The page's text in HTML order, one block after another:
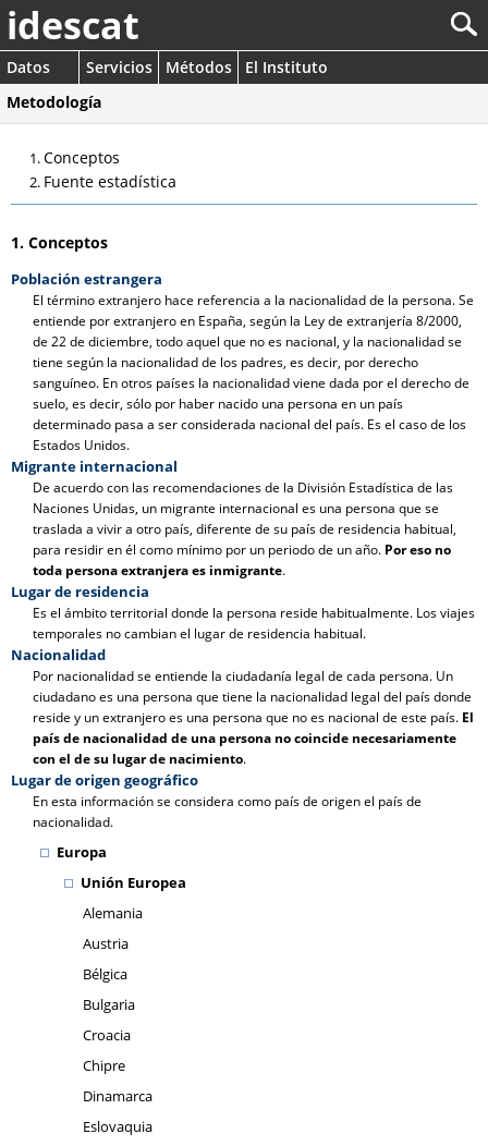
idescat
Datos Servicios Métodos
El Instituto
Metodología
Conceptos
Fuente estadística
1. Conceptos
Población estrangera
El término extranjero hace referencia a la nacionalidad de la persona. Se
entiende por extranjero en España, según la Ley de extranjería 8/2000,
de 22 de diciembre, todo aquel que no es nacional, y la nacionalidad se
tiene según la nacionalidad de los padres, es decir, por derecho
sanguíneo. En otros países la nacionalidad viene dada por el derecho de
suelo, es decir, sólo por haber nacido una persona en un país
determinado pasa a ser considerada nacional del país. Es el caso de los
Estados Unidos.
Migrante internacional
De acuerdo con las recomendaciones de la División Estadística de las
Naciones Unidas, un migrante internacional es una persona que se
traslada a vivir a otro país, diferente de su país de residencia habitual,
para residir en él como mínimo por un periodo de un año. Por eso no
toda persona extranjera es inmigrante.
Lugar de residencia
Es el ámbito territorial donde la persona reside habitualmente. Los viajes
temporales no cambian el lugar de residencia habitual.
Nacionalidad
Por nacionalidad se entiende la ciudadanía legal de cada persona. Un
ciudadano es una persona que tiene la nacionalidad legal del país donde
reside y un extranjero es una persona que no es nacional de este país. El
país de nacionalidad de una persona no coincide necesariamente
con el de su lugar de nacimiento.
Lugar de origen geográfico
En esta información se considera como país de origen el país de
nacionalidad.
Europa
Unión Europea
Alemania
Austria
Bélgica
Bulgaria
Croacia
Chipre
Dinamarca
Eslovaquia